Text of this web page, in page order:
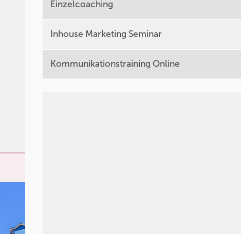
Einzelcoaching
Inhouse Marketing Seminar
Kommunikationstraining Online